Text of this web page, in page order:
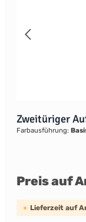
Zweitüriger
Farbausführung:
Preis auf
Lieferzeit auf